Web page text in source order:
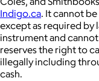
Indigo.ca. It cannot
except as required by
instrument and
reserves the right to
illegally including
cash.